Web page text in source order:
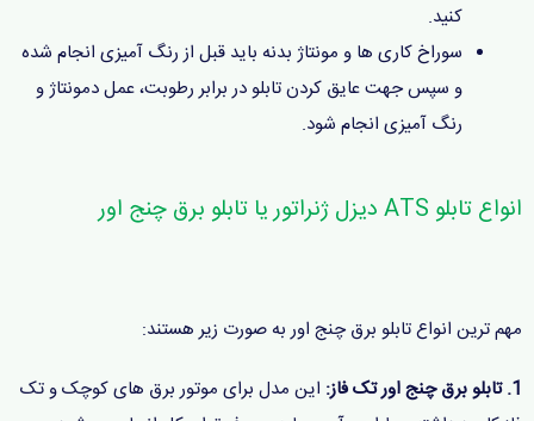
کنید.
سوراخ کاری ها و مونتاژ بدنه باید قبل از رنگ آمیزی انجام شده
و سپس جهت عایق کردن تابلو در برابر رطوبت، عمل دمونتاژ و
رنگ آمیزی انجام شود.
انواع تابلو ATS دیزل ژنراتور یا تابلو برق چنج اور
مهم ترین انواع تابلو برق چنج اور به صورت زیر هستند:
1. تابلو برق چنج اور تک فاز:
این مدل برای موتور برق های کوچک و تک